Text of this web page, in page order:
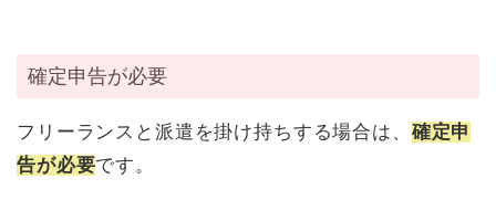
確定申告が必要
フリーランスと派遣を掛け持ちする場合は、 確定申
告が必要です。